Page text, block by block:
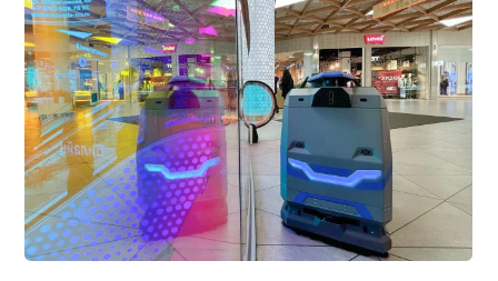
Роботизация
клининга в зонах
высокого трафика:
как